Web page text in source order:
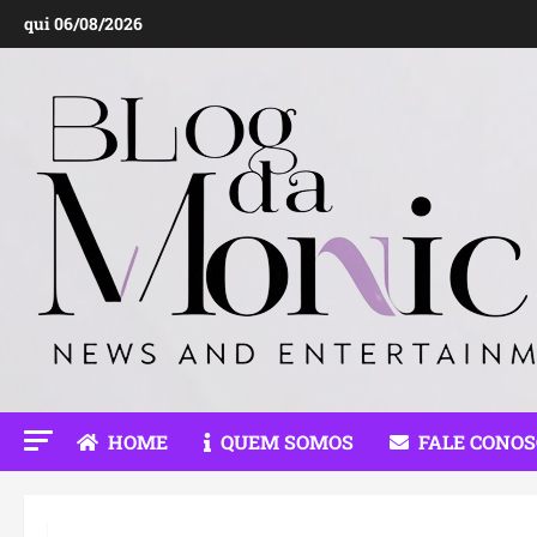
para
conteúdo
qui 06/08/2026
HOME QUEM SOMOS FALE